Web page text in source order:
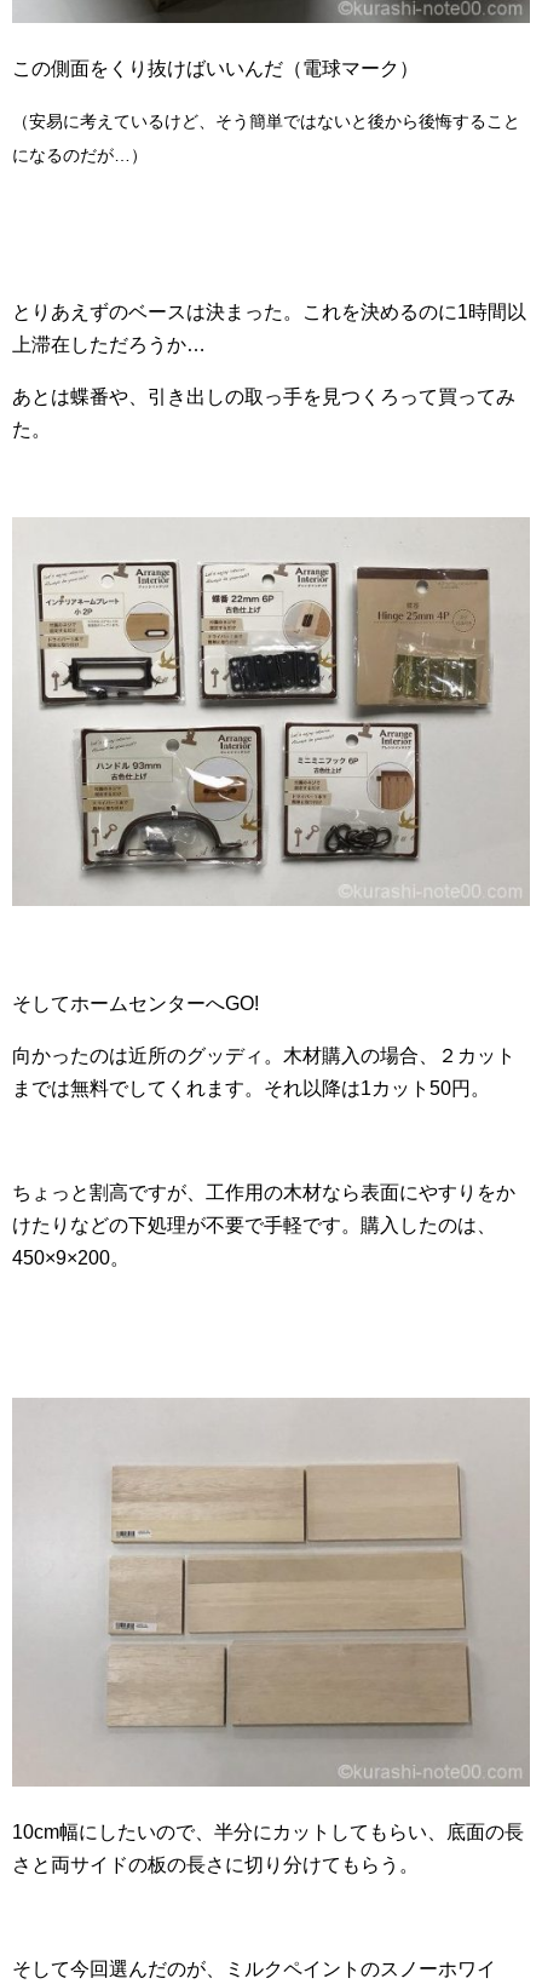
この側面をくり抜けばいいんだ（電球マーク）
（安易に考えているけど、そう簡単ではないと後から後悔すること
になるのだが…）
とりあえずのベースは決まった。これを決めるのに1時間以
上滞在しただろうか…
あとは蝶番や、引き出しの取っ手を見つくろって買ってみ
た。
そしてホームセンターへGO!
向かったのは近所のグッディ。木材購入の場合、２カット
までは無料でしてくれます。それ以降は1カット50円。
ちょっと割高ですが、工作用の木材なら表面にやすりをか
けたりなどの下処理が不要で手軽です。購入したのは、
450×9×200。
10cm幅にしたいので、半分にカットしてもらい、底面の長
さと両サイドの板の長さに切り分けてもらう。
そして今回選んだのが、ミルクペイントのスノーホワイ